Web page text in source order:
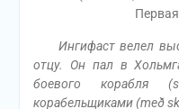
Ингифаст велел
отцу. Он пал в
боевого корабля
корабельщиками (með